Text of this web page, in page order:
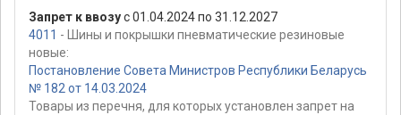
Запрет к ввозус 01.04.2024 по 31.12.2027
4011 - Шины и покрышки пневматические резиновые
новые:
Постановление Совета Министров Республики Беларусь
№ 182 от 14.03.2024
Товары из перечня, для которых установлен запрет на